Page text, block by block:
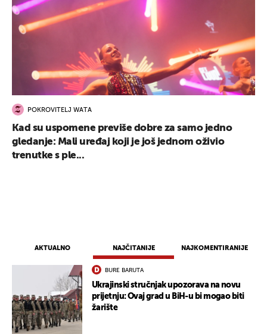
AKTUALNO NAJČITANIJE NAJKOMENTIRANIJE
BURE BARUTA
Ukrajinski stručnjak upozorava na novu
prijetnju: Ovaj grad u BiH-u bi mogao biti
žarište
POKROVITELJ WATA
Kad su uspomene previše dobre za samo jedno
gledanje: Mali uređaj koji je još jednom oživio
trenutke s ple...